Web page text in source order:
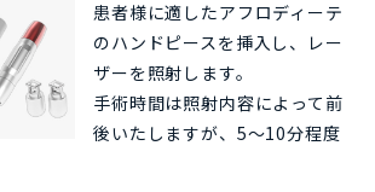
患者様に適したアフロディーテ
のハンドピースを挿入し、レー
ザーを照射します。
手術時間は照射内容によって前
後いたしますが、5～10分程度